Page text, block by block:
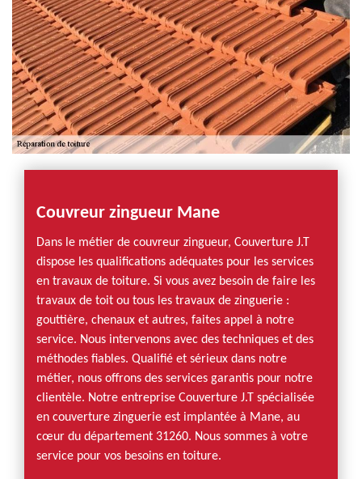
Couvreur zingueur Mane
Dans le métier de couvreur zingueur, Couverture J.T
dispose les qualifications adéquates pour les services
en travaux de toiture. Si vous avez besoin de faire les
travaux de toit ou tous les travaux de zinguerie :
gouttière, chenaux et autres, faites appel à notre
service. Nous intervenons avec des techniques et des
méthodes fiables. Qualifié et sérieux dans notre
métier, nous offrons des services garantis pour notre
clientèle. Notre entreprise Couverture J.T spécialisée
en couverture zinguerie est implantée à Mane, au
cœur du département 31260. Nous sommes à votre
service pour vos besoins en toiture.